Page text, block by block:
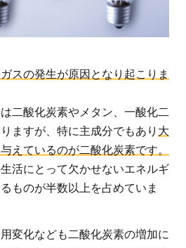
スの発生が原因となり起こりま
二酸化炭素やメタン、一酸化二
ますが、特に主成分でもあり 大
えているのが二酸化炭素です。
活にとって欠かせないエネルギ
ものが半数以上を占めていま
変化なども二酸化炭素の増加に